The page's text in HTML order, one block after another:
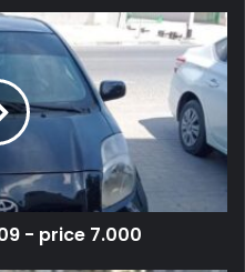
- price 7.000